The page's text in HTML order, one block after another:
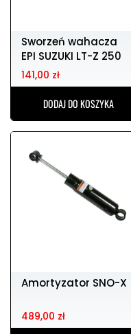
Sworzeń wahacza
EPI SUZUKI LT-Z 250
2X4
141,00 zł
DODAJ DO KOSZYKA
Amortyzator SNO-X
489,00 zł